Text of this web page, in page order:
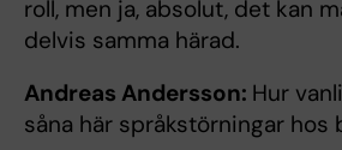
roll, men ja, absolut, det kan
delvis samma härad.
Andreas Andersson: Hur
såna här språkstörningar hos